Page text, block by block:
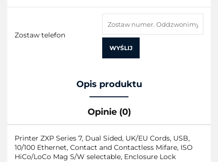
Zostaw telefon
WYŚLIJ
Opis produktu
Opinie (0)
Printer ZXP Series 7, Dual Sided, UK/EU Cords, USB,
10/100 Ethernet, Contact and Contactless Mifare, ISO
HiCo/LoCo Mag S/W selectable, Enclosure Lock